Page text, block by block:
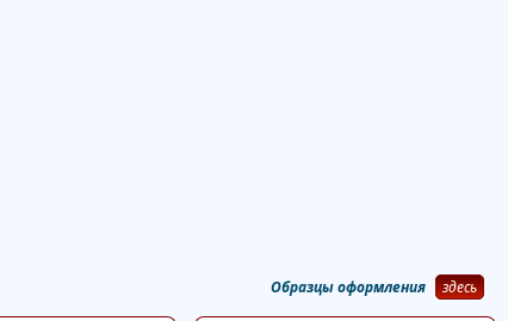
Образцы оформления здесь